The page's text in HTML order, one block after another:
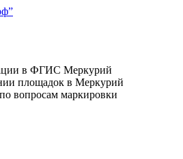
в ФГИС Меркурий
площадок в Меркурий
вопросам маркировки